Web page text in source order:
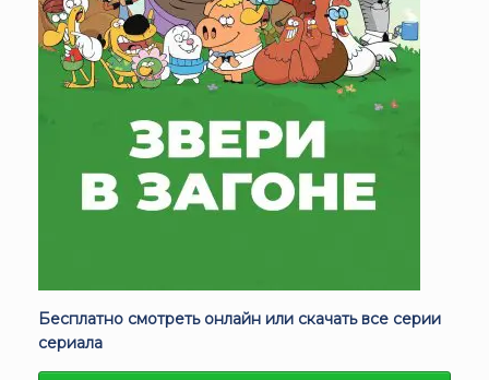
Бесплатно смотреть онлайн или скачать все серии
сериала